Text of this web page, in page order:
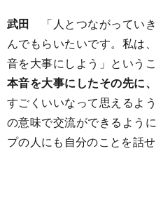
武田 「人とつながってい
んでもらいたいです。私は
音を大事にしよう」という
本音を大事にしたその先に
すごくいいなって思えるよ
の意味で交流ができるよう
プの人にも自分のことを話